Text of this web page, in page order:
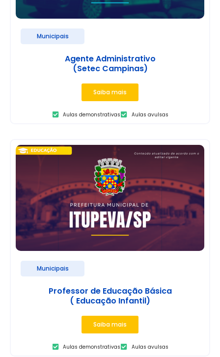
Municipais
Agente Administrativo
(Setec Campinas)
Saiba mais
Aulas demonstrativas Aulas avulsas
Municipais
Professor de Educação Básica
( Educação Infantil)
Saiba mais
Aulas demonstrativas Aulas avulsas